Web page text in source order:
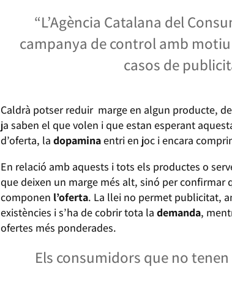
“L’Agència Catalana del
campanya de control amb
casos de
Caldrà potser reduir marge en algun producte,
ja saben el que volen i que estan esperant
d’oferta, la dopaminaentri en joc i encara
En relació amb aquests i tots els productes o
que deixen un marge més alt, sinó per confirmar
componen l’oferta. La llei no permet publicitat,
existències i s’ha de cobrir tota la demanda,
ofertes més ponderades.
Els consumidors que no